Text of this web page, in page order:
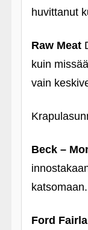
huvittanut
Raw Meat
kuin
vain
Beck –
katsomaan.
Ford